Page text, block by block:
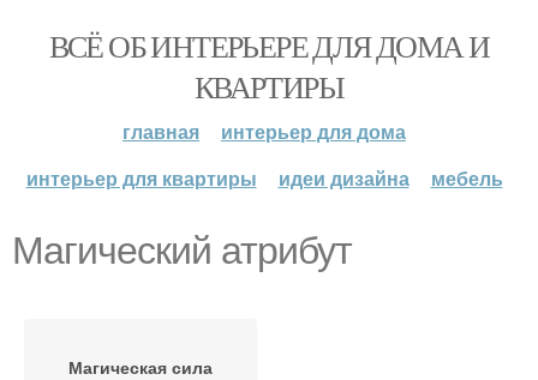
ВСЁ ОБ ИНТЕРЬЕРЕ ДЛЯ ДОМА И
КВАРТИРЫ
главная
интерьер для дома
интерьер для квартиры
идеи дизайна мебель
Магический атрибут
Магическая сила